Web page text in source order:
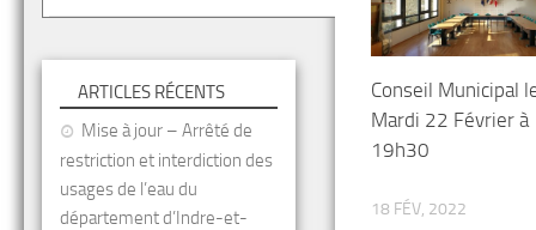
Conseil Municipal
Mardi 22 Février à
19h30
18 FÉV, 2022
ARTICLES RÉCENTS
Mise à jour – Arrêté de
restriction et interdiction des
usages de l’eau du
département d’Indre-et-